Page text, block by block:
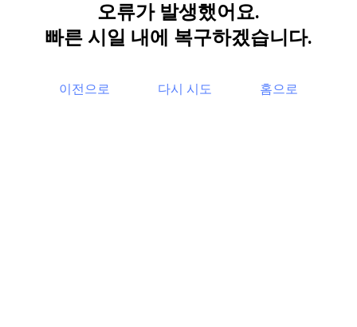
오류가 발생했어요.
빠른 시일 내에 복구하겠습니다.
이전으로 다시 시도 홈으로